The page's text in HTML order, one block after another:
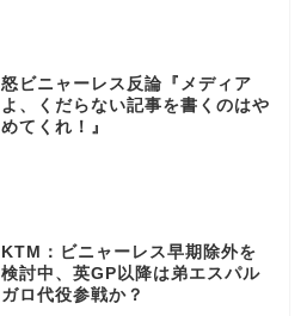
怒ビニャーレス反論『メディア
よ、くだらない記事を書くのはや
めてくれ！』
KTM：ビニャーレス早期除外を
検討中、英GP以降は弟エスパル
ガロ代役参戦か？